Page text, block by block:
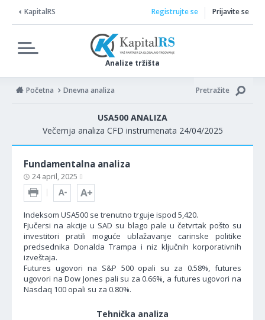
KapitalRS
Analize tržišta
Registrujte se Prijavite se
Početna Dnevna analiza Pretražite
USA500 ANALIZA
Večernja analiza CFD instrumenata 24/04/2025
Fundamentalna analiza
24 april, 2025
Indeksom USA500 se trenutno trguje ispod 5,420.
Fjučersi na akcije u SAD su blago pale u četvrtak pošto su
investitori pratili moguće ublažavanje carinske politike
predsednika Donalda Trampa i niz ključnih korporativnih
izveštaja.
Futures ugovori na S&P 500 opali su za 0.58%, futures
ugovori na Dow Jones pali su za 0.66%, a futures ugovori na
Nasdaq 100 opali su za 0.80%.
Tehnička analiza